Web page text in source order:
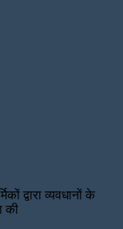
द्वारा व्‍यवधानों के
की